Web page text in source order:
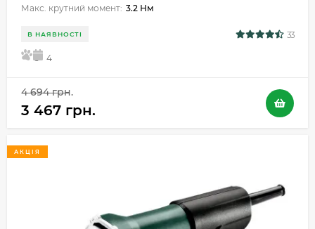
Макс. крутний момент: 3.2 Нм
В НАЯВНОСТІ 33
5 4
4 694 грн.
3 467 грн.
АКЦІЯ